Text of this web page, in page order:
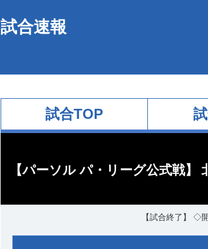
試合速報
試合TOP
【パーソル パ・リーグ公式戦
【試合終了】 ◇